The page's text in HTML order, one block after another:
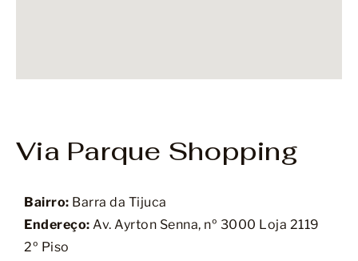
Via Parque Shopping
Bairro: Barra da Tijuca
Endereço: Av. Ayrton Senna, nº 3000 Loja 2119
2º Piso